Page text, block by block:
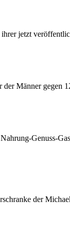
jetzt
Männer gegen
Genuss-
der